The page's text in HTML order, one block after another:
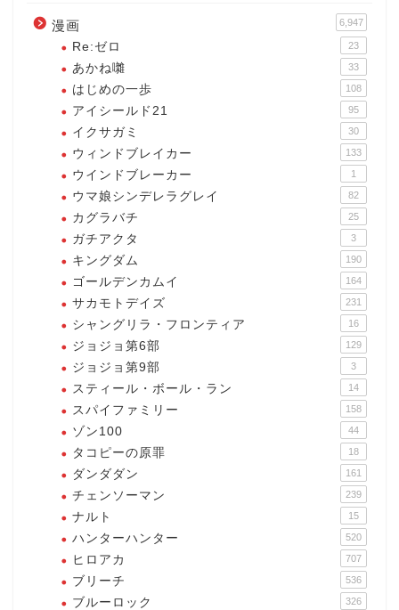
漫画 6,947
Re:ゼロ 23
あかね囃 33
はじめの一歩 108
アイシールド21 95
イクサガミ 30
ウィンドブレイカー 133
ウインドブレーカー 1
ウマ娘シンデレラグレイ 82
カグラバチ 25
ガチアクタ 3
キングダム 190
ゴールデンカムイ 164
サカモトデイズ 231
シャングリラ・フロンティア 16
ジョジョ第6部 129
ジョジョ第9部 3
スティール・ボール・ラン 14
スパイファミリー 158
ゾン100 44
タコピーの原罪 18
ダンダダン 161
チェンソーマン 239
ナルト 15
ハンターハンター 520
ヒロアカ 707
ブリーチ 536
ブルーロック 326